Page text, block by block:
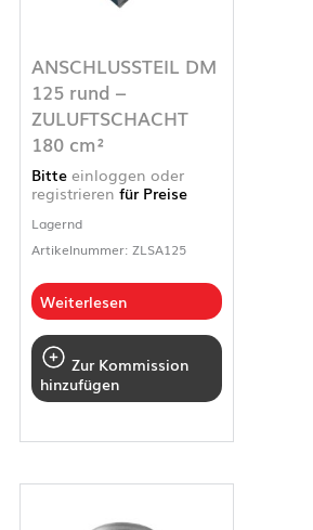
ANSCHLUSSTEIL DM
125 rund –
ZULUFTSCHACHT
180 cm²
Bitteeinloggen oder
registrieren für Preise
Lagernd
Artikelnummer: ZLSA125
Weiterlesen
Zur Kommission
hinzufügen